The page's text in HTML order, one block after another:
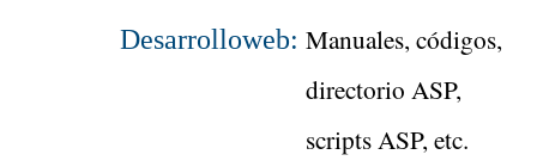
Desarrolloweb: Manuales, códigos,
directorio ASP,
scripts ASP, etc.